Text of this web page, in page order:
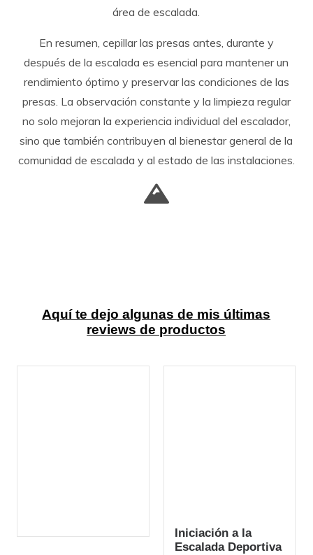
área de escalada.
En resumen, cepillar las presas antes, durante y
después de la escalada es esencial para mantener un
rendimiento óptimo y preservar las condiciones de las
presas. La observación constante y la limpieza regular
no solo mejoran la experiencia individual del escalador,
sino que también contribuyen al bienestar general de la
comunidad de escalada y al estado de las instalaciones.
Aquí te dejo algunas de mis últimas
reviews de productos
Iniciación a la
Escalada Deportiva